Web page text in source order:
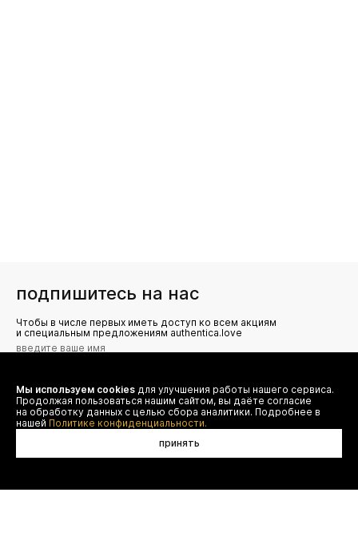
подпишитесь на нас
Чтобы в числе первых иметь доступ ко всем акциям
и специальным предложениям authentica.love
Я даю согласие на сбор, обработку и хранение моих
персональных данных (имя, email, телефон) для получения
рекламных и информационных рассылок от ООО 'БТ
Юнайтед', а также ознакомлен(а) с
Политикой конфиденциальности
Мы используем cookies для улучшения работы нашего сервиса.
Продолжая пользоваться нашим сайтом, вы даёте согласие
на обработку данных с целью сбора аналитики. Подробнее в
нашей Политике конфиденциальности.
принять